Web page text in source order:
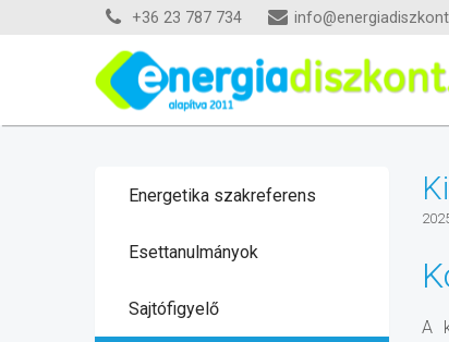
+36 23 787 734
Energetika szakreferens
Esettanulmányok
Sajtófigyelő
A